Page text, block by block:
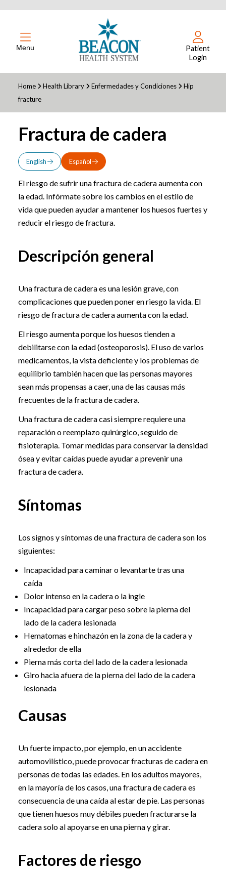
Menu
Patient
Login
Home Health Library Enfermedades y Condiciones
Hip
fracture
Fractura de cadera
English Español
El riesgo de sufrir una fractura de cadera aumenta con
la edad. Infórmate sobre los cambios en el estilo de
vida que pueden ayudar a mantener los huesos fuertes y
reducir el riesgo de fractura.
Descripción general
Una fractura de cadera es una lesión grave, con
complicaciones que pueden poner en riesgo la vida. El
riesgo de fractura de cadera aumenta con la edad.
El riesgo aumenta porque los huesos tienden a
debilitarse con la edad (osteoporosis). El uso de varios
medicamentos, la vista deficiente y los problemas de
equilibrio también hacen que las personas mayores
sean más propensas a caer, una de las causas más
frecuentes de la fractura de cadera.
Una fractura de cadera casi siempre requiere una
reparación o reemplazo quirúrgico, seguido de
fisioterapia. Tomar medidas para conservar la densidad
ósea y evitar caídas puede ayudar a prevenir una
fractura de cadera.
Síntomas
Los signos y síntomas de una fractura de cadera son los
siguientes:
Incapacidad para caminar o levantarte tras una
caída
Dolor intenso en la cadera o la ingle
Incapacidad para cargar peso sobre la pierna del
lado de la cadera lesionada
Hematomas e hinchazón en la zona de la cadera y
alrededor de ella
Pierna más corta del lado de la cadera lesionada
Giro hacia afuera de la pierna del lado de la cadera
lesionada
Causas
Un fuerte impacto, por ejemplo, en un accidente
automovilístico, puede provocar fracturas de cadera en
personas de todas las edades. En los adultos mayores,
en la mayoría de los casos, una fractura de cadera es
consecuencia de una caída al estar de pie. Las personas
que tienen huesos muy débiles pueden fracturarse la
cadera solo al apoyarse en una pierna y girar.
Factores de riesgo